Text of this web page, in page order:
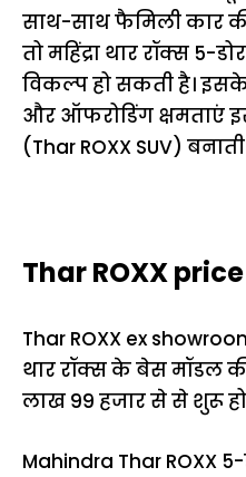
साथ-साथ फैमिली कार
तो महिंद्रा थार रॉक्स
विकल्प हो सकती है।
और ऑफरोडिंग क्षमताएं
(Thar ROXX SUV) बनाती
Thar ROXX
Thar ROXX ex
थार रॉक्स के बेस मॉडल
लाख 99 हजार से से शुरू
Mahindra Thar ROXX